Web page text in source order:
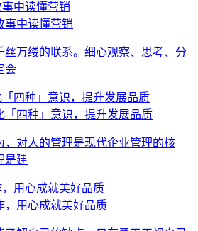
中读懂营销
丝万缕的联系。细心观察、思考、分
会
四种」意识，提升发展品质
，对人的管理是现代企业管理的核
是建
用心成就美好品质